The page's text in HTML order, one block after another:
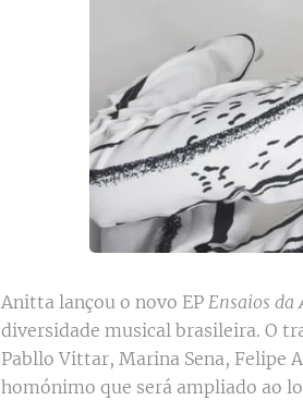
Anitta lançou o novo EP Ensaios da
diversidade musical brasileira. O
Pabllo Vittar, Marina Sena, Felipe
homónimo que será ampliado ao